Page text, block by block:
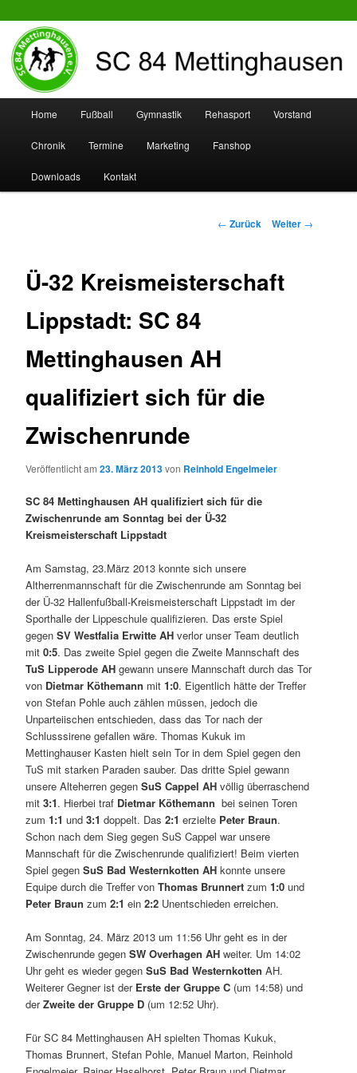
SC 84 Mettinghausen
Zum
Inhalt
wechseln
Zum
sekundären
Inhalt
Home Fußball Gymnastik Rehasport Vorstand
Chronik Termine Marketing Fanshop
Downloads Kontakt
Beitrags-
← Zurück Weiter →
Ü-32 Kreismeisterschaft
Lippstadt: SC 84
Mettinghausen AH
qualifiziert sich für die
Zwischenrunde
Veröffentlicht am23. März 2013von Reinhold Engelmeier
SC 84 Mettinghausen AH qualifiziert sich für die
Zwischenrunde am Sonntag bei der Ü-32
Kreismeisterschaft Lippstadt
Am Samstag, 23.März 2013 konnte sich unsere
Altherrenmannschaft für die Zwischenrunde am Sonntag bei
der Ü-32 Hallenfußball-Kreismeisterschaft Lippstadt im der
Sporthalle der Lippeschule qualifizieren. Das erste Spiel
gegenSV Westfalia Erwitte AH verlor unser Team deutlich
mit 0:5. Das zweite Spiel gegen die Zweite Mannschaft des
TuS Lipperode AH gewann unsere Mannschaft durch das Tor
von Dietmar Köthemann mit1:0. Eigentlich hätte der Treffer
von Stefan Pohle auch zählen müssen, jedoch die
Unparteiischen entschieden, dass das Tor nach der
Schlusssirene gefallen wäre. Thomas Kukuk im
Mettinghauser Kasten hielt sein Tor in dem Spiel gegen den
TuS mit starken Paraden sauber. Das dritte Spiel gewann
unsere Alteherren gegenSuS Cappel AH völlig überraschend
mit3:1. Hierbei traf Dietmar Köthemann bei seinen Toren
zum1:1 und3:1 doppelt. Das 2:1 erzielte Peter Braun.
Schon nach dem Sieg gegen SuS Cappel war unsere
Mannschaft für die Zwischenrunde qualifiziert! Beim vierten
Spiel gegenSuS Bad Westernkotten AH konnte unsere
Equipe durch die Treffer vonThomas Brunnert zum1:0 und
Peter Braun zum2:1 ein2:2 Unentschieden erreichen.
Am Sonntag, 24. März 2013 um 11:56 Uhr geht es in der
Zwischenrunde gegen SW Overhagen AH weiter. Um 14:02
Uhr geht es wieder gegenSuS Bad Westernkotten AH.
Weiterer Gegner ist der Erste der Gruppe C (um 14:58) und
derZweite der Gruppe D (um 12:52 Uhr).
Für SC 84 Mettinghausen AH spielten Thomas Kukuk,
Thomas Brunnert, Stefan Pohle, Manuel Marton, Reinhold